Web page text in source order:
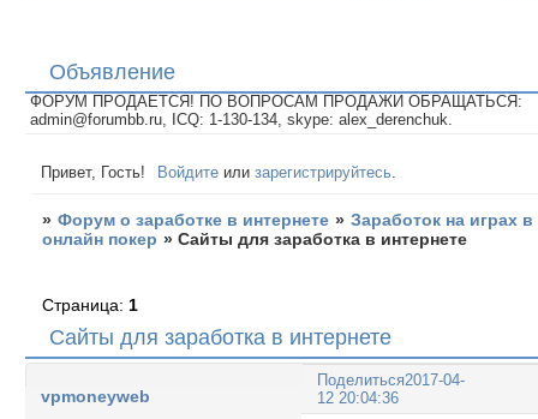
Объявление
ФОРУМ ПРОДАЕТСЯ! ПО ВОПРОСАМ ПРОДАЖИ ОБРАЩАТЬСЯ:
admin@forumbb.ru, ICQ: 1-130-134, skype: alex_derenchuk.
Привет, Гость! Войдите илизарегистрируйтесь
» Форум о заработке в интернете » Заработок на играх в
онлайн покер »Сайты для заработка в интернете
Сайты для заработка в интернете
Страница: 1
Поделиться2017-04-
12 20:04:36
vpmoneyweb